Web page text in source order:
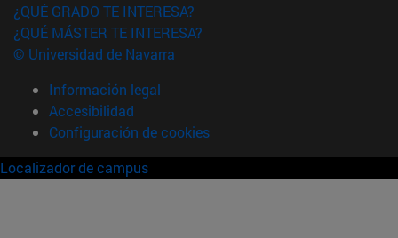
¿QUÉ GRADO TE INTERESA?
¿QUÉ MÁSTER TE INTERESA?
© Universidad de Navarra
Información legal
Accesibilidad
Configuración de cookies
Localizador de campus